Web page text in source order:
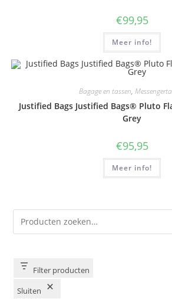
€99,95
Meer info!
Bagage en tassen,
Justified Bags Justified Bags® Pluto
Grey
€95,95
Meer info!
Zoeken
Filter producten
Sluiten